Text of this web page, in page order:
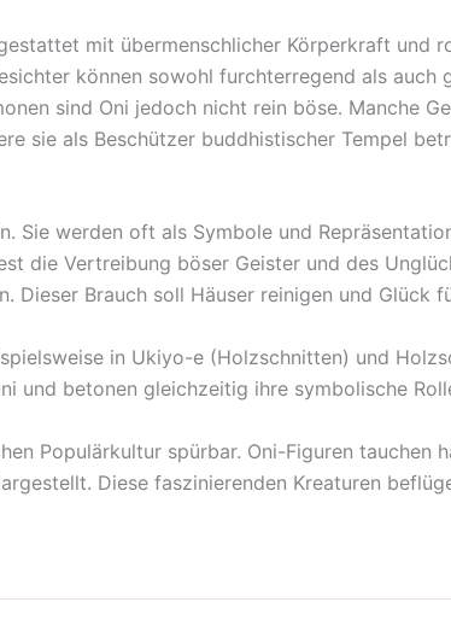
mit übermenschlicher Körperkraft und
können sowohl furchterregend als
sind Oni jedoch nicht rein böse. Manche
sie als Beschützer buddhistischer Tempel
Sie werden oft als Symbole und
die Vertreibung böser Geister und des
Dieser Brauch soll Häuser reinigen und Glück
in Ukiyo-e (Holzschnitten) und
und betonen gleichzeitig ihre symbolische
Populärkultur spürbar. Oni-Figuren tauchen
Diese faszinierenden Kreaturen